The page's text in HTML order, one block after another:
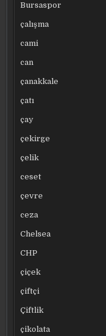
Bursaspor
çalışma
cami
can
çanakkale
çatı
çay
çekirge
çelik
ceset
çevre
ceza
Chelsea
CHP
çiçek
çiftçi
Çiftlik
çikolata